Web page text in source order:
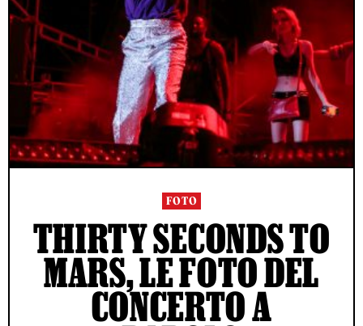
FOTO
THIRTY SECONDS TO
MARS, LE FOTO DEL
CONCERTO A